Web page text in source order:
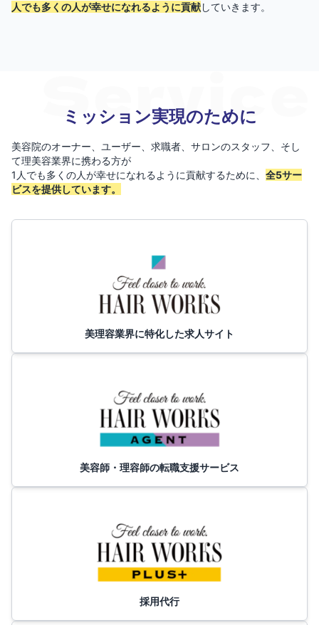
人でも多くの人が幸せになれるように貢献していきます。
ミッション実現のために
美容院のオーナー、ユーザー、求職者、サロンのスタッフ、そし
て理美容業界に携わる方が
1人でも多くの人が幸せになれるように貢献するために、 全5サー
ビスを提供しています。
美理容業界に特化した求人サイト
美容師・理容師の転職支援サービス
採用代行